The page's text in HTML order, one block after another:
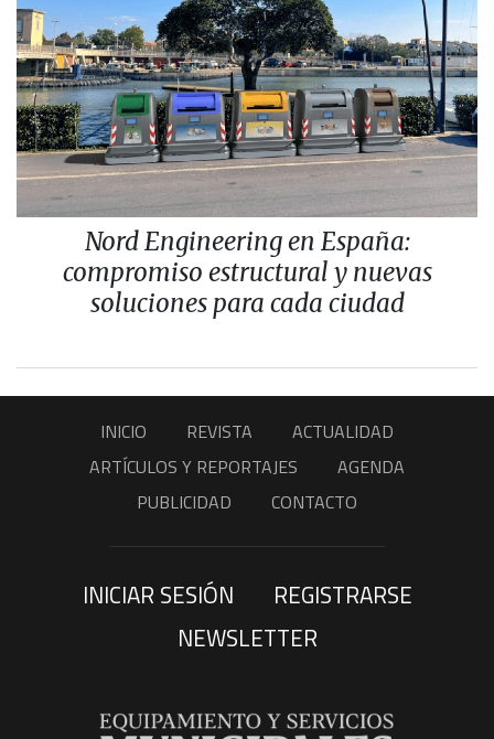
Nord Engineering en España:
compromiso estructural y nuevas
soluciones para cada ciudad
INICIO REVISTA
ACTUALIDAD
ARTÍCULOS Y REPORTAJES
AGENDA
PUBLICIDAD
CONTACTO
INICIAR SESIÓN
REGISTRARSE
NEWSLETTER